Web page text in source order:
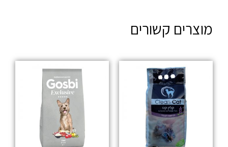
מוצרים קשורים